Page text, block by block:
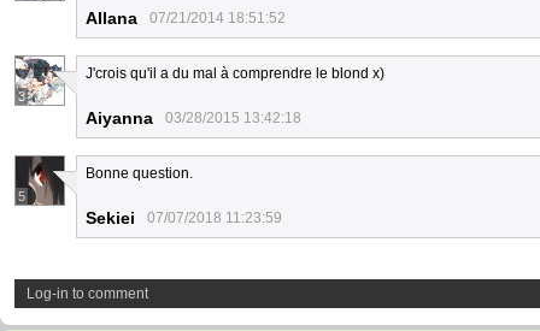
Allana 07/21/2014 18:51:52
3
J'crois qu'il a du mal à comprendre le blond x)
Aiyanna 03/28/2015 13:42:18
5
Bonne question.
Sekiei 07/07/2018 11:23:59
Log-in to comment